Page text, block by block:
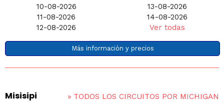
10-08-2026
11-08-2026
12-08-2026
13-08-2026
14-08-2026
Ver todas
Más información y precios
» TODOS LOS CIRCUITOS POR MICHIGAN
Misisipi